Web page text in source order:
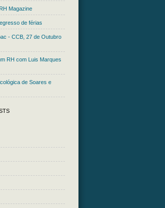
Magazine
de férias
- CCB, 27 de Outubro
RH com Luis Marques
de Soares e